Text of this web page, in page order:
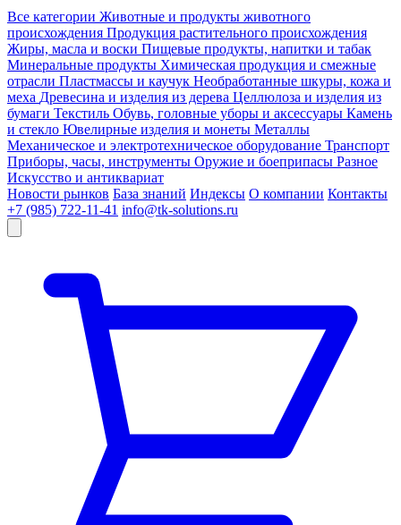
Все категории Животные и продукты животного
происхождения Продукция растительного происхождения
Жиры, масла и воски Пищевые продукты, напитки и табак
Минеральные продукты Химическая продукция и смежные
отрасли Пластмассы и каучук Необработанные шкуры, кожа и
меха Древесина и изделия из дерева Целлюлоза и изделия из
бумаги Текстиль Обувь, головные уборы и аксессуары Камень
и стекло Ювелирные изделия и монеты Металлы
Механическое и электротехническое оборудование Транспорт
Приборы, часы, инструменты Оружие и боеприпасы Разное
Искусство и антиквариат
Новости рынков База знаний Индексы О компании Контакты
+7 (985) 722-11-41 info@tk-solutions.ru